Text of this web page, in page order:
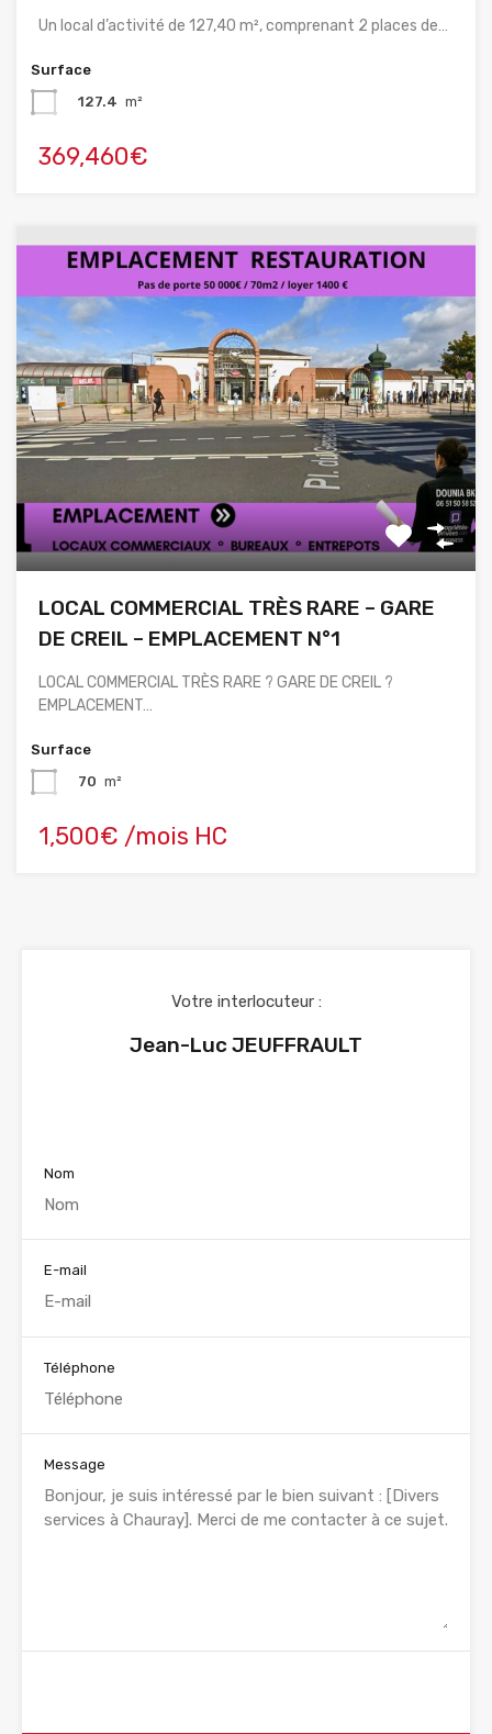
Un local d’activité de 127,40 m², comprenant 2 places de…
Surface
127.4 m²
369,460€
LOCAL COMMERCIAL TRÈS RARE – GARE
DE CREIL – EMPLACEMENT N°1
LOCAL COMMERCIAL TRÈS RARE ? GARE DE CREIL ?
EMPLACEMENT…
Surface
70 m²
1,500€ /mois HC
Votre interlocuteur :
Jean-Luc JEUFFRAULT
Nom
E-mail
Téléphone
Message